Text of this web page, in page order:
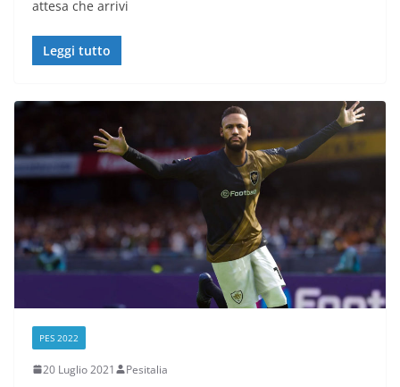
attesa che arrivi
Leggi tutto
PES 2022
20 Luglio 2021 Pesitalia